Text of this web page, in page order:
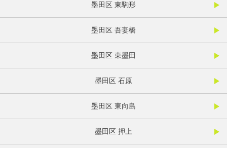
墨田区 東駒形
墨田区 吾妻橋
墨田区 東墨田
墨田区 石原
墨田区 東向島
墨田区 押上